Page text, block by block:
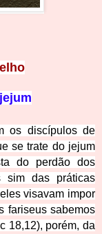
os discípulos de
se trate do jejum
do perdão dos
sim das práticas
visavam impor
fariseus sabemos
18,12), porém, da